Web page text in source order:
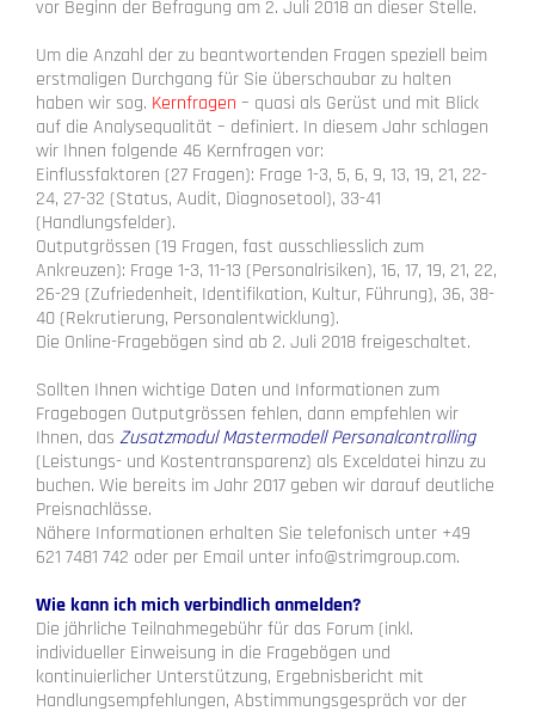
vor Beginn der Befragung am 2. Juli 2018 an dieser Stelle.
Um die Anzahl der zu beantwortenden Fragen speziell beim
erstmaligen Durchgang für Sie überschaubar zu halten
haben wir sog. Kernfragen – quasi als Gerüst und mit Blick
auf die Analysequalität – definiert. In diesem Jahr schlagen
wir Ihnen folgende 46 Kernfragen vor:
Einflussfaktoren (27 Fragen): Frage 1-3, 5, 6, 9, 13, 19, 21, 22-
24, 27-32 (Status, Audit, Diagnosetool), 33-41
(Handlungsfelder).
Outputgrössen (19 Fragen, fast ausschliesslich zum
Ankreuzen): Frage 1-3, 11-13 (Personalrisiken), 16, 17, 19, 21, 22,
26-29 (Zufriedenheit, Identifikation, Kultur, Führung), 36, 38-
40 (Rekrutierung, Personalentwicklung).
Die Online-Fragebögen sind ab 2. Juli 2018 freigeschaltet.
Sollten Ihnen wichtige Daten und Informationen zum
Fragebogen Outputgrössen fehlen, dann empfehlen wir
Ihnen, das Zusatzmodul Mastermodell Personalcontrolling
(Leistungs- und Kostentransparenz) als Exceldatei hinzu zu
buchen. Wie bereits im Jahr 2017 geben wir darauf deutliche
Preisnachlässe.
Nähere Informationen erhalten Sie telefonisch unter +49
621 7481 742 oder per Email unter info@strimgroup.com.
Wie kann ich mich verbindlich anmelden?
Die jährliche Teilnahmegebühr für das Forum (inkl.
individueller Einweisung in die Fragebögen und
kontinuierlicher Unterstützung, Ergebnisbericht mit
Handlungsempfehlungen, Abstimmungsgespräch vor der